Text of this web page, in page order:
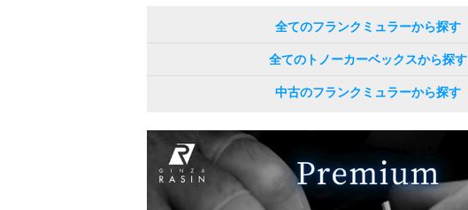
全てのフランクミュラーから探す
全てのトノーカーベックスから探す
中古のフランクミュラーから探す